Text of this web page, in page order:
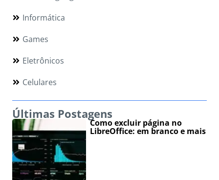
Informática
Games
Eletrônicos
Celulares
Últimas Postagens
Como excluir página no
LibreOffice: em branco e mais